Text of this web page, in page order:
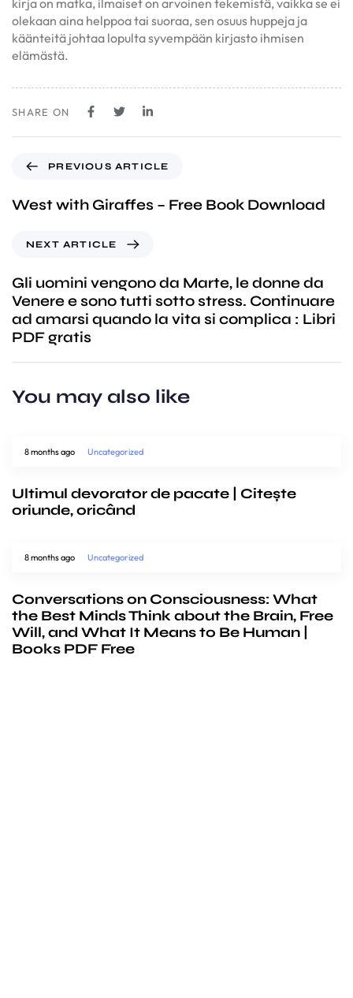
kirja on matka, ilmaiset on arvoinen tekemistä, vaikka se ei
olekaan aina helppoa tai suoraa, sen osuus huppeja ja
käänteitä johtaa lopulta syvempään kirjasto ihmisen
elämästä.
SHARE ON
PREVIOUS ARTICLE
West with Giraffes – Free Book Download
NEXT ARTICLE
Gli uomini vengono da Marte, le donne da
Venere e sono tutti sotto stress. Continuare
ad amarsi quando la vita si complica : Libri
PDF gratis
You may also like
8 months ago Uncategorized
Ultimul devorator de pacate | Citește
oriunde, oricând
8 months ago Uncategorized
Conversations on Consciousness: What
the Best Minds Think about the Brain, Free
Will, and What It Means to Be Human |
Books PDF Free